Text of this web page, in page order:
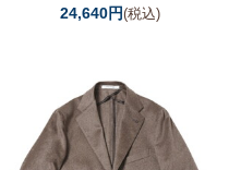
24,640円(税込)